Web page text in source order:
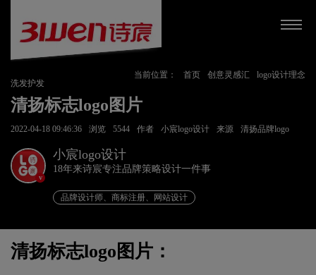
当前位置： 首页 创意灵感汇
logo设计理念
洗发护发
清扬标志logo图片
2022-04-18 09:46:36 浏览 5544 作者 小宸logo设计 来源 清扬品牌logo
v
小宸logo设计
18年来诗宸专注品牌策略设计一件事
品牌设计师、商标注册、网站设计
清扬标志logo图片：